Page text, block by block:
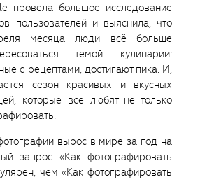
провела большое исследование
пользователей и выяснила, что
месяца люди всё больше
темой кулинарии:
с рецептами, достигают пика. И,
сезон красивых и вкусных
которые все любят не только
вырос в мире за год на
запрос «Как фотографировать
чем «Как фотографировать